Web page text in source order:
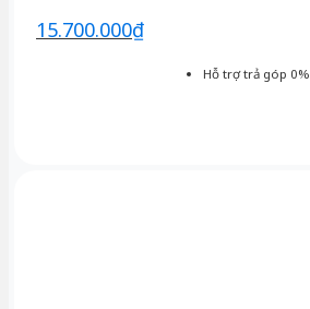
Hỗ trợ trả góp 0%
15.700.000₫